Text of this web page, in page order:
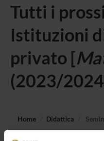
Tutti i
Istituzioni
privato [
(2023/
Home Didattica